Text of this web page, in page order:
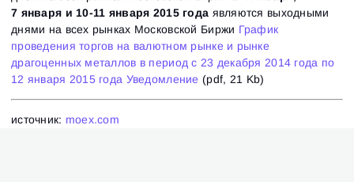
7 января и 10-11 января 2015 года являются выходными
днями на всех рынках Московской Биржи График
проведения торгов на валютном рынке и рынке
драгоценных металлов в период с 23 декабря 2014 года по
12 января 2015 года Уведомление (pdf, 21 Kb)
источник: moex.com